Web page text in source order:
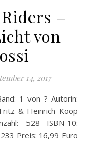
–
von
14, 2017
& Heinrich Koop
528 ISBN-10:
Preis: 16,99 Euro